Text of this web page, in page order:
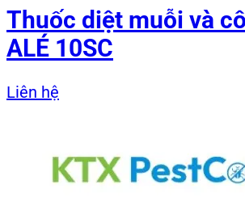
Thuốc diệt muỗi và
ALÉ 10SC
Liên hệ